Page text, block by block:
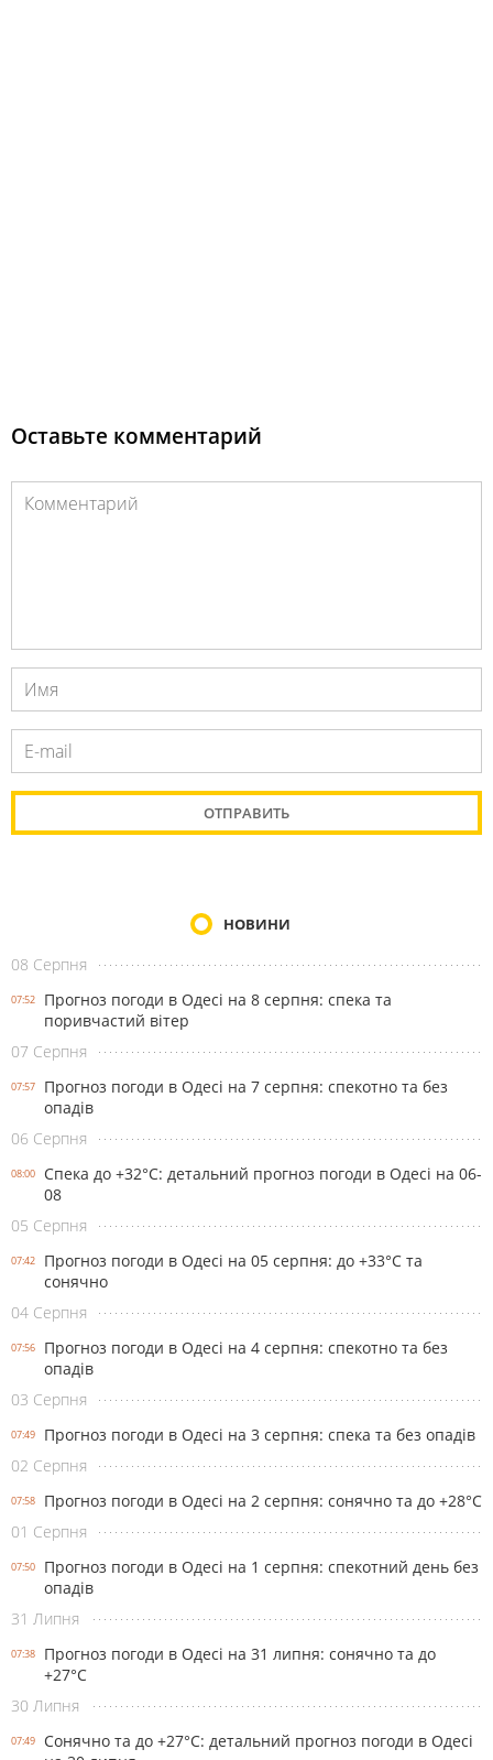
Оставьте комментарий
НОВИНИ
08 Серпня
07:52
Прогноз погоди в Одесі на 8 серпня: спека та
поривчастий вітер
07 Серпня
07:57
Прогноз погоди в Одесі на 7 серпня: спекотно та без
опадів
06 Серпня
08:00
Спека до +32°С: детальний прогноз погоди в Одесі на 06-
08
05 Серпня
07:42
Прогноз погоди в Одесі на 05 серпня: до +33°С та
сонячно
04 Серпня
07:56
Прогноз погоди в Одесі на 4 серпня: спекотно та без
опадів
03 Серпня
07:49
Прогноз погоди в Одесі на 3 серпня: спека та без опадів
02 Серпня
07:58
Прогноз погоди в Одесі на 2 серпня: сонячно та до +28°С
01 Серпня
07:50
Прогноз погоди в Одесі на 1 серпня: спекотний день без
опадів
31 Липня
07:38
Прогноз погоди в Одесі на 31 липня: сонячно та до
+27°С
30 Липня
07:49
Сонячно та до +27°С: детальний прогноз погоди в Одесі